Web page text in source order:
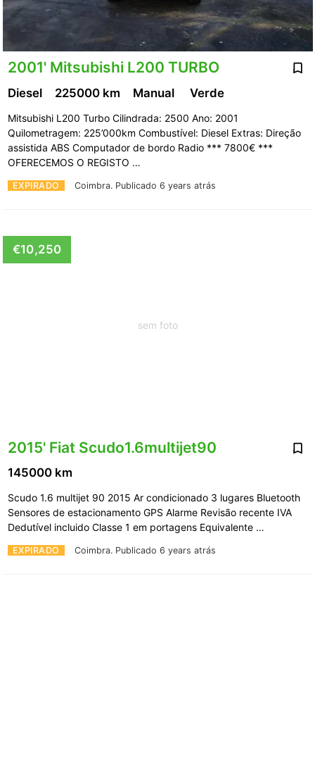
2001' Mitsubishi L200 TURBO
EXPIRADO Coimbra. Publicado 6 years atrás
Diesel 225000 km Manual Verde
Mitsubishi L200 Turbo Cilindrada: 2500 Ano: 2001
Quilometragem: 225’000km Combustível: Diesel Extras: Direção
assistida ABS Computador de bordo Radio *** 7800€ ***
OFERECEMOS O REGISTO …
sem foto
€10,250
2015' Fiat Scudo1.6multijet90
EXPIRADO Coimbra. Publicado 6 years atrás
145000 km
Scudo 1.6 multijet 90 2015 Ar condicionado 3 lugares Bluetooth
Sensores de estacionamento GPS Alarme Revisão recente IVA
Dedutível incluido Classe 1 em portagens Equivalente …